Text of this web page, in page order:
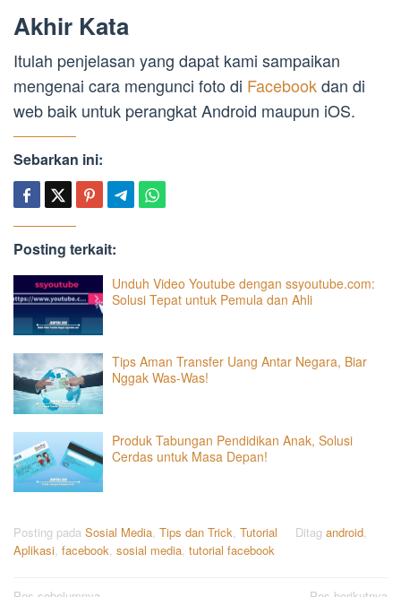
Akhir Kata
Itulah penjelasan yang dapat kami sampaikan
mengenai cara mengunci foto di Facebookdan di
web baik untuk perangkat Android maupun iOS.
Sebarkan ini:
Posting terkait:
Unduh Video Youtube dengan ssyoutube.com:
Solusi Tepat untuk Pemula dan Ahli
Tips Aman Transfer Uang Antar Negara, Biar
Nggak Was-Was!
Produk Tabungan Pendidikan Anak, Solusi
Cerdas untuk Masa Depan!
Posting pada Sosial Media, Tips dan Trick, Tutorial Ditag android,
Aplikasi, facebook, sosial media, tutorial facebook